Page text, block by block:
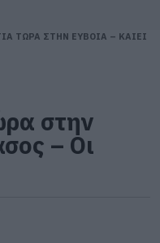
ΤΩΡΑ ΣΤΗΝ ΕΥΒΟΙΑ – ΚΑΙΕΙ
στην
– Οι